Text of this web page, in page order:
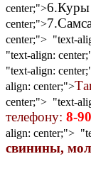
center;">6.Куры
center;">
center;"> "text-
"text-align:
"text-align:
align: center;">
center;"> "text-
телефону: 8-
align: center;">
свинины,